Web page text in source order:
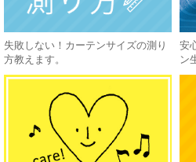
失敗しない！カーテンサイズの測り
方教えます。
安
ン